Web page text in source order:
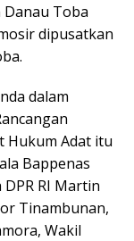
Toba
dipusatkan
dalam
Hukum Adat itu
Bappenas
RI Martin
Tinambunan,
Wakil